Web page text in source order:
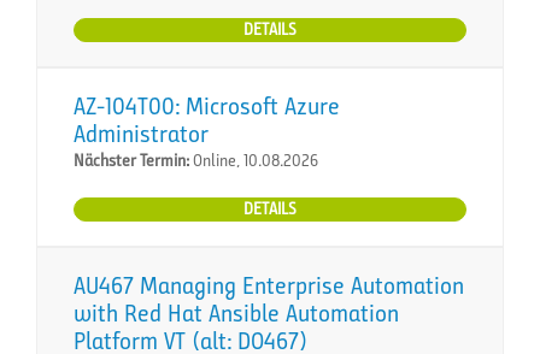
DETAILS
AZ-104T00: Microsoft Azure
Administrator
Nächster Termin:Online, 10.08.2026
DETAILS
AU467 Managing Enterprise Automation
with Red Hat Ansible Automation
Platform VT (alt: DO467)